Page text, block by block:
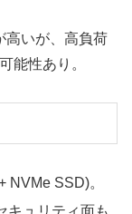
高いが、高負荷
能性あり。
NVMe SSD)。